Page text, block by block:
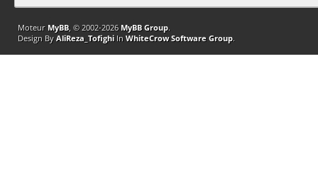
Moteur MyBB, © 2002-2026 MyBB Group.
Design By AliReza_TofighiIn WhiteCrow Software Group.